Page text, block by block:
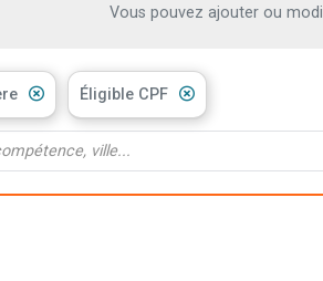
Vous pouvez ajouter ou
Éligible CPF